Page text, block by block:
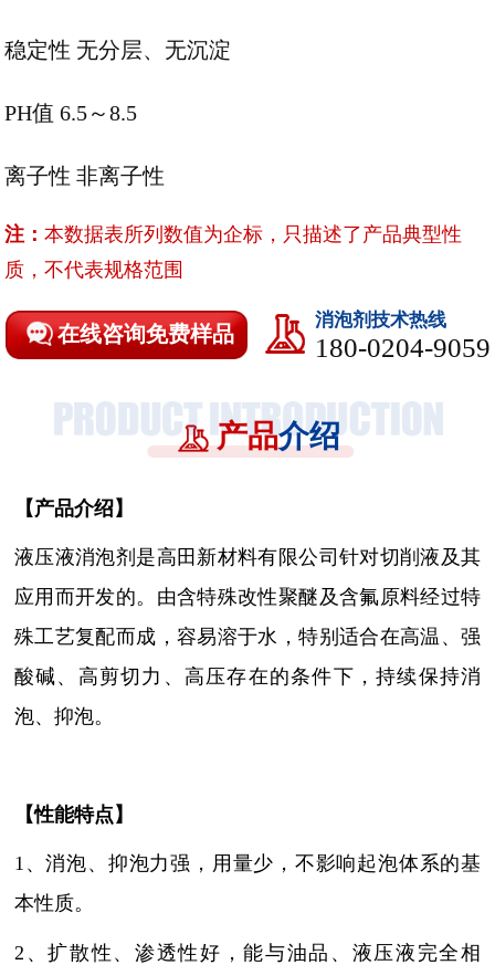
稳定性 无分层、无沉淀
PH值 6.5～8.5
离子性 非离子性
注：本数据表所列数值为企标，只描述了产品典型性
质，不代表规格范围
在线咨询免费样品
消泡剂技术热线
180-0204-9059
产品介绍
【产品介绍】
液压液消泡剂是高田新材料有限公司针对切削液及其
应用而开发的。由含特殊改性聚醚及含氟原料经过特
殊工艺复配而成，容易溶于水，特别适合在高温、强
酸碱、高剪切力、高压存在的条件下，持续保持消
泡、抑泡。
【性能特点】
1、消泡、抑泡力强，用量少，不影响起泡体系的基
本性质。
2、扩散性、渗透性好，能与油品、液压液完全相